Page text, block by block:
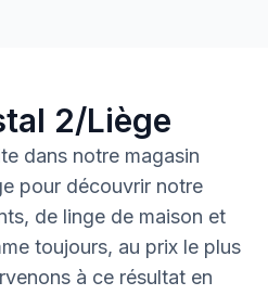
2/Liège
dans notre magasin
pour découvrir notre
de linge de maison et
toujours, au prix le plus
à ce résultat en